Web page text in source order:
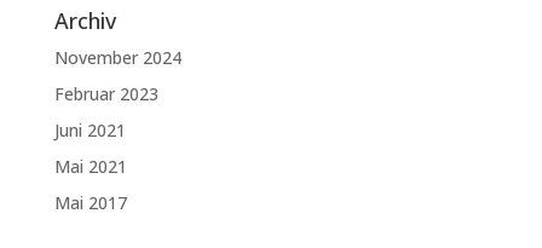
Archiv
November 2024
Februar 2023
Juni 2021
Mai 2021
Mai 2017